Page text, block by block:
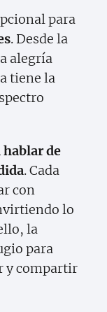
para
. Desde la
alegría
tiene la
hablar de
. Cada
con
lo
la
para
y compartir